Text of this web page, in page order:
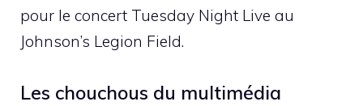
pour le concert Tuesday Night Live au
Johnson’s Legion Field.
Les chouchous du multimédia